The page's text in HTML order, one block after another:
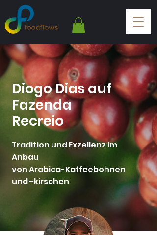
Diogo Dias auf
Fazenda
Recreio
Tradition und Exzellenz im
Anbau
von Arabica-Kaffeebohnen
und -kirschen